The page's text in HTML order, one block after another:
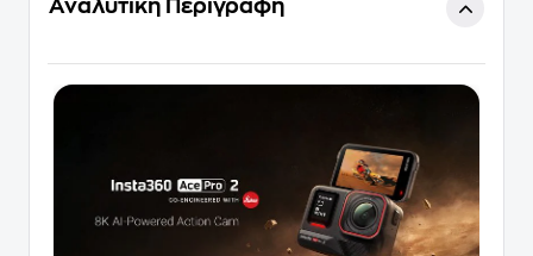
Αναλυτική Περιγραφή